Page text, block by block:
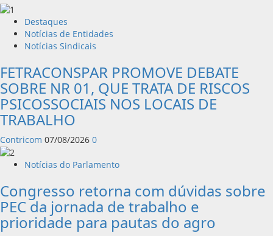
Destaques
Notícias de Entidades
Notícias Sindicais
FETRACONSPAR PROMOVE DEBATE
SOBRE NR 01, QUE TRATA DE RISCOS
PSICOSSOCIAIS NOS LOCAIS DE
TRABALHO
Contricom 07/08/2026 0
Notícias do Parlamento
Congresso retorna com dúvidas sobre
PEC da jornada de trabalho e
prioridade para pautas do agro